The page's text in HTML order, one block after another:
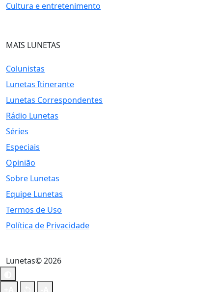
Cultura e entretenimento
MAIS LUNETAS
Colunistas
Lunetas Itinerante
Lunetas Correspondentes
Rádio Lunetas
Séries
Especiais
Opinião
Sobre Lunetas
Equipe Lunetas
Termos de Uso
Política de Privacidade
Lunetas© 2026